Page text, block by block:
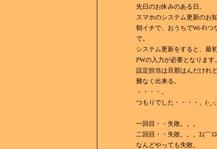
先日のお休みのある日。
スマホのシステム更新のお
朝イチで、おうちでWi-Fiつ
で。
システム更新をすると、最
PWの入力が必要となります
設定担当は旦那はんだけれ
難なく出来る。
・・・・。
つもりでした・・・・。(-_-
一回目・・失敗。。。
二回目・・失敗。。。Σ(￣
なんどやっても失敗。